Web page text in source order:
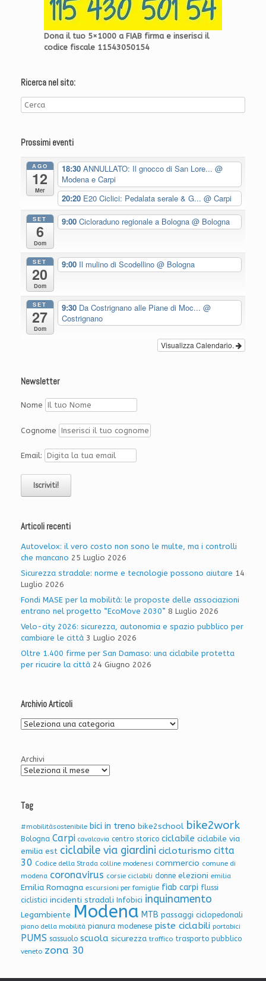
Dona il tuo 5×1000 a FIAB firma e inserisci il
codice fiscale 11543050154
Ricerca nel sito:
Prossimi eventi
AGO
12
Mer
18:30 ANNULLATO: Il gnocco di San Lore... @
Modena e Carpi
20:20 E20 Ciclici: Pedalata serale & G... @ Carpi
SET
6
Dom
9:00 Cicloraduno regionale a Bologna @ Bologna
SET
20
Dom
9:00 Il mulino di Scodellino @ Bologna
SET
27
Dom
9:30 Da Costrignano alle Piane di Moc... @
Costrignano
Visualizza Calendario.
Newsletter
Nome
Cognome
Email:
Articoli recenti
Autovelox: il vero costo non sono le multe, ma i controlli
che mancano 25 Luglio 2026
Sicurezza stradale: norme e tecnologie possono aiutare 14
Luglio 2026
Fondi MASE per la mobilità: le proposte delle associazioni
entrano nel progetto “EcoMove 2030” 8 Luglio 2026
Velo-city 2026: sicurezza, autonomia e spazio pubblico per
cambiare le città 3 Luglio 2026
Oltre 1.400 firme per San Damaso: una ciclabile protetta
per ricucire la città 24 Giugno 2026
Archivio Articoli
Archivio
Archivi
Tag
#mobilitàsostenibile bici in treno bike2school bike2work
Bologna Carpi cavalcavia centro storico ciclabile ciclabile via
emilia est ciclabile via giardini cicloturismo citta
30 Codice della Strada colline modenesi commercio comune di
modena coronavirus corsie ciclabili donne elezioni emilia
Emilia Romagna escursioni per famiglie fiab carpi flussi
ciclistici incidenti stradali Infobici inquinamento
Legambiente Modena MTB passaggi ciclopedonali
piano della mobilità pianura modenese piste ciclabili portabici
PUMS sassuolo scuola sicurezza traffico trasporto pubblico
veneto zona 30